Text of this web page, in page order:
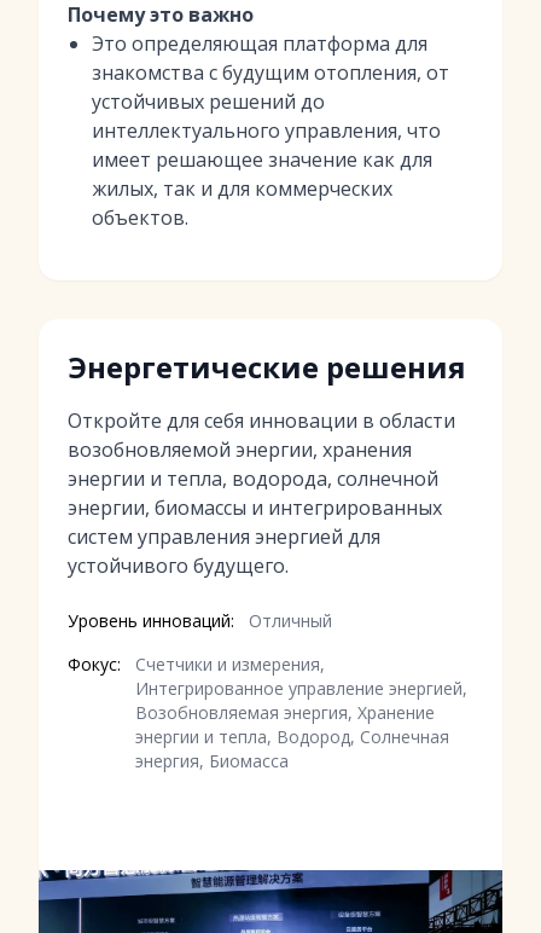
Почему это важно
Это определяющая платформа для
знакомства с будущим отопления, от
устойчивых решений до
интеллектуального управления, что
имеет решающее значение как для
жилых, так и для коммерческих
объектов.
Энергетические решения
Откройте для себя инновации в области
возобновляемой энергии, хранения
энергии и тепла, водорода, солнечной
энергии, биомассы и интегрированных
систем управления энергией для
устойчивого будущего.
Уровень инноваций:
Отличный
Фокус:
Счетчики и измерения,
Интегрированное управление энергией,
Возобновляемая энергия, Хранение
энергии и тепла, Водород, Солнечная
энергия, Биомасса